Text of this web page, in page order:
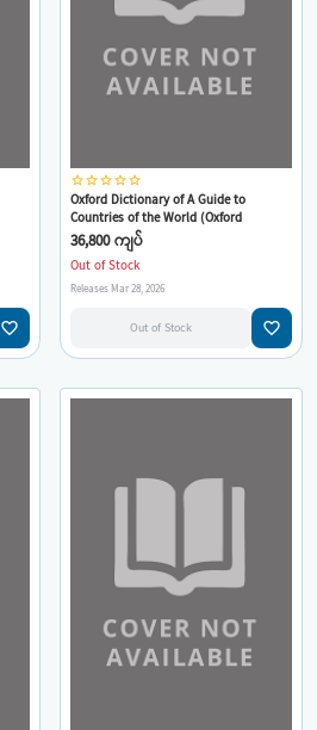
favorite_border
star_borderstar_borderstar_borderstar_borderstar_border
Oxford Dictionary of A Guide to
Countries of the World (Oxford
Paperback Reference)
36,800 ကျပ်
Out of Stock
Releases Mar 28, 2026
Out of Stock favorite_border